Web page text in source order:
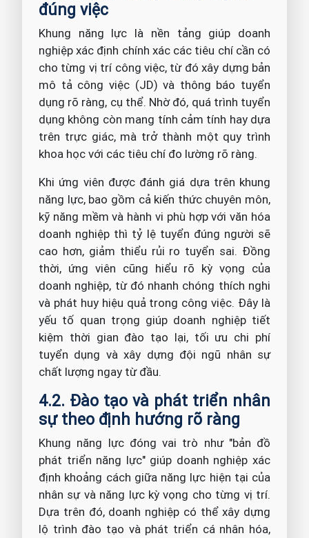
đúng việc
Khung năng lực là nền tảng giúp doanh
nghiệp xác định chính xác các tiêu chí cần có
cho từng vị trí công việc, từ đó xây dựng bản
mô tả công việc (JD) và thông báo tuyển
dụng rõ ràng, cụ thể. Nhờ đó, quá trình tuyển
dụng không còn mang tính cảm tính hay dựa
trên trực giác, mà trở thành một quy trình
khoa học với các tiêu chí đo lường rõ ràng.
Khi ứng viên được đánh giá dựa trên khung
năng lực, bao gồm cả kiến thức chuyên môn,
kỹ năng mềm và hành vi phù hợp với văn hóa
doanh nghiệp thì tỷ lệ tuyển đúng người sẽ
cao hơn, giảm thiểu rủi ro tuyển sai. Đồng
thời, ứng viên cũng hiểu rõ kỳ vọng của
doanh nghiệp, từ đó nhanh chóng thích nghi
và phát huy hiệu quả trong công việc. Đây là
yếu tố quan trọng giúp doanh nghiệp tiết
kiệm thời gian đào tạo lại, tối ưu chi phí
tuyển dụng và xây dựng đội ngũ nhân sự
chất lượng ngay từ đầu.
4.2. Đào tạo và phát triển nhân
sự theo định hướng rõ ràng
Khung năng lực đóng vai trò như "bản đồ
phát triển năng lực" giúp doanh nghiệp xác
định khoảng cách giữa năng lực hiện tại của
nhân sự và năng lực kỳ vọng cho từng vị trí.
Dựa trên đó, doanh nghiệp có thể xây dựng
lộ trình đào tạo và phát triển cá nhân hóa,